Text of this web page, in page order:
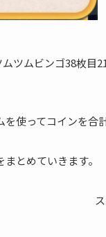
ツムビンゴ38枚目
使ってコインを合
とめていきます。